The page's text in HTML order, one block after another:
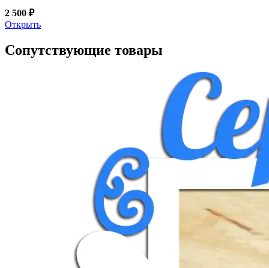
2 500 ₽
Открыть
Сопутствующие товары